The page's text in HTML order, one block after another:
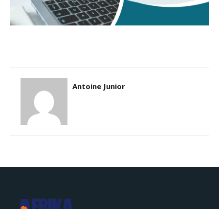
Antoine Junior